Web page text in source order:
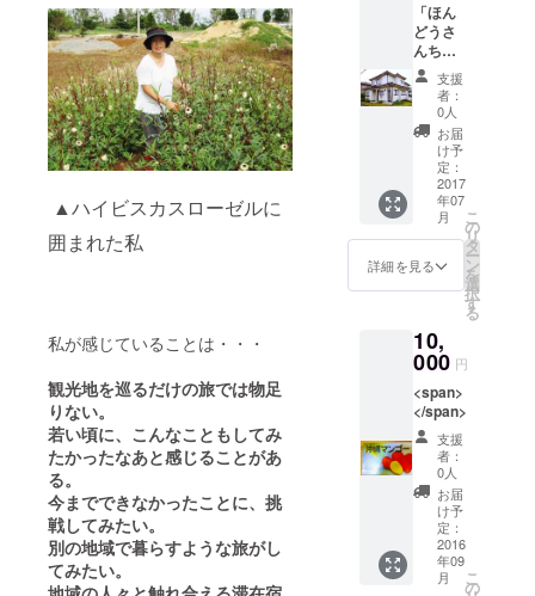
▲ハイビスカスローゼルに
囲まれた私
私が感じていることは・・・
観光地を巡るだけの旅では物足
りない。
若い頃に、こんなこともしてみ
たかったなあと感じることがあ
る。
今までできなかったことに、挑
戦してみたい。
別の地域で暮らすような旅がし
てみたい。
「ほん
どうさ
んち」
利用券
１００
００円
金券と
して利
用でき
ます。
支援
者：
0人
お届
け予
定：
2017
年07
月
詳細を見る
こ
の
リ
タ
ー
ン
を
選
択
す
る
10,
000 円
<span>
</span>
支援
者：
0人
お届
け予
定：
2016
年09
月
こ
の